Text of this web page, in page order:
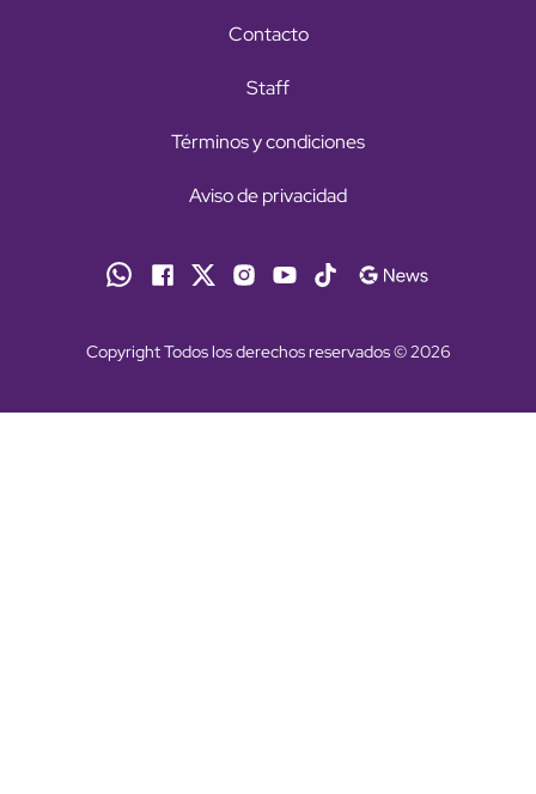
Contacto
Staff
Términos y condiciones
Aviso de privacidad
Copyright Todos los derechos reservados © 2026